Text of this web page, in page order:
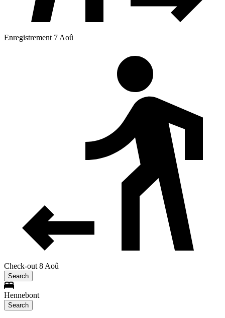
Enregistrement 7 Aoû
Check-out 8 Aoû
Search
Hennebont
Search